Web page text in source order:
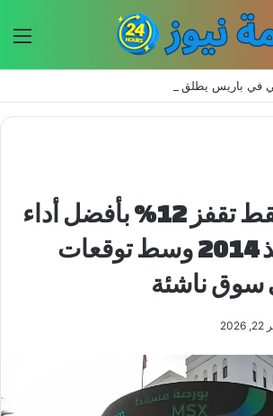
بورصة مسقط تقفز 12% بأفضل أداء
أسبوعي منذ 2014 وسط توقعات
سوق ناشئة